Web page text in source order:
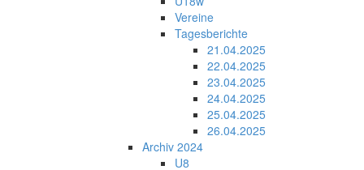
Vereine
Tagesberichte
21.04.2025
22.04.2025
23.04.2025
24.04.2025
25.04.2025
26.04.2025
Archiv 2024
U8